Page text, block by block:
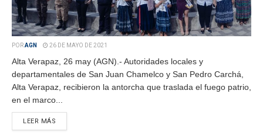
PORAGN 26 DE MAYO DE 2021
Alta Verapaz, 26 may (AGN).- Autoridades locales y
departamentales de San Juan Chamelco y San Pedro Carchá,
Alta Verapaz, recibieron la antorcha que traslada el fuego patrio,
en el marco...
LEER MÁS